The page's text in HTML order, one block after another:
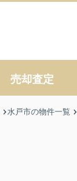
売却査定
水戸市の物件一覧